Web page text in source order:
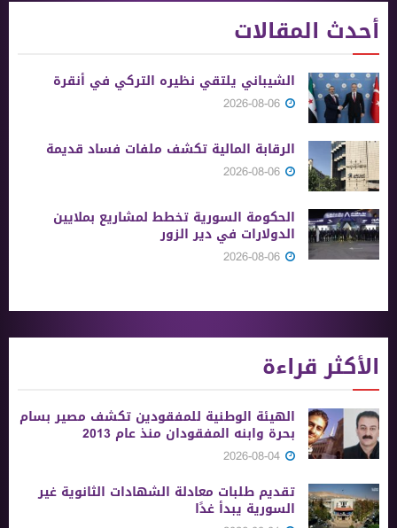
أحدث المقالات
الشيباني يلتقي نظيره التركي في أنقرة
الرقابة المالية تكشف ملفات فساد قديمة
الحكومة السورية تخطط لمشاريع بملايين
الدولارات في دير الزور
الأكثر قراءة
الهيئة الوطنية للمفقودين تكشف مصير بسام
بحرة وابنه المفقودان منذ عام 2013
تقديم طلبات معادلة الشهادات الثانوية ‏غير
السورية يبدأ غدًا